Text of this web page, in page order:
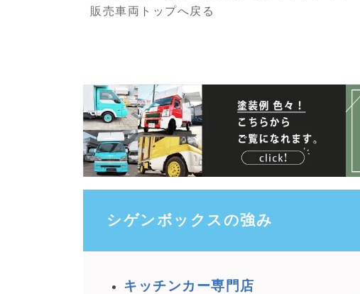
販売車両トップへ戻る
シゲンボックスの強み
キッチンカー専門店